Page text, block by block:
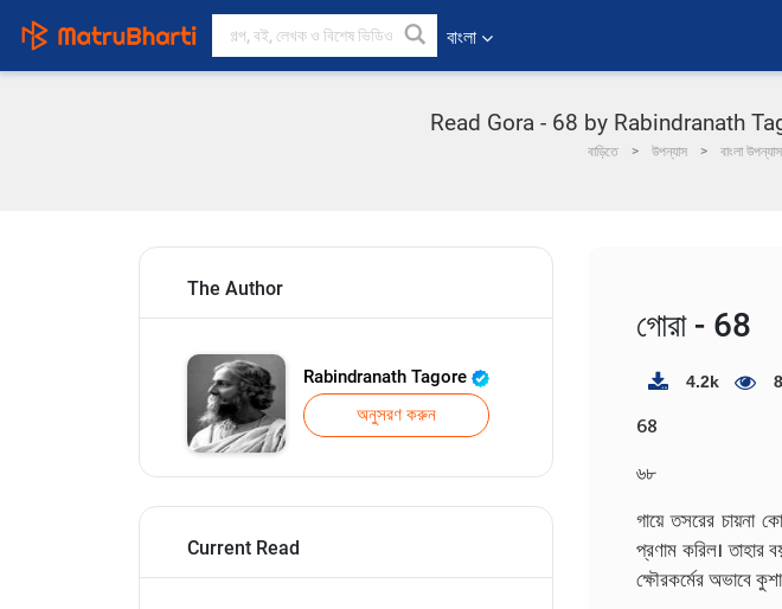
বাংলা
Read Gora - 68 by Rabindranath
বাড়িতে উপন্যাস বাংলা উপন্যাস
The Author
Rabindranath Tagore
অনুসরণ করুন
Current Read
গোরা - 68
4.2k
68
৬৮
গায়ে তসরের চায়না
প্রণাম করিল। তাহার
ক্ষৌরকর্মের অভাবে